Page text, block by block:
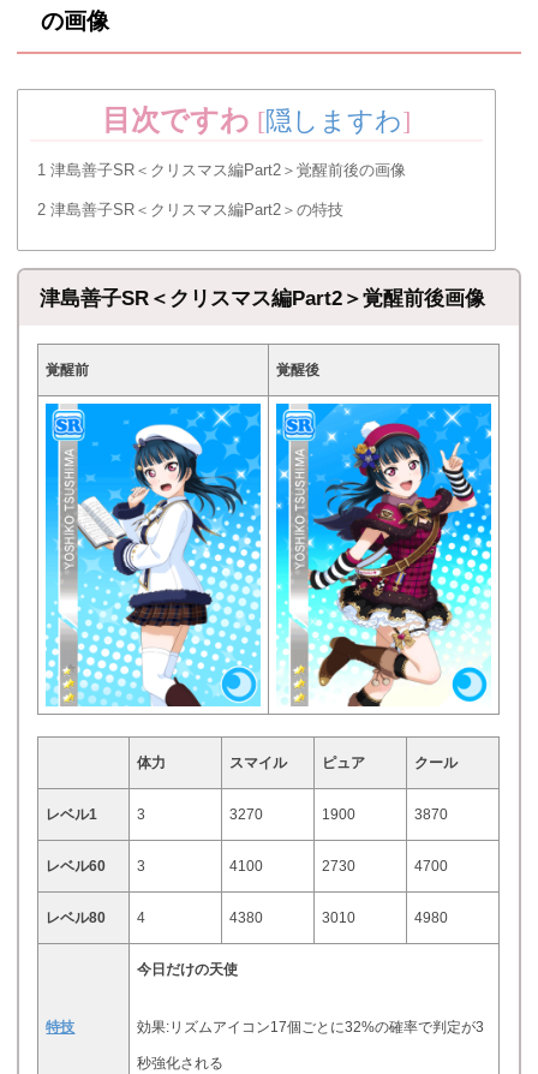
の画像
目次ですわ [隠しますわ]
1 津島善子SR＜クリスマス編Part2＞覚醒前後の画像
2 津島善子SR＜クリスマス編Part2＞の特技
津島善子SR＜クリスマス編Part2＞覚醒前後画像
覚醒前 覚醒後
体力 スマイル ピュア クール
レベル1 3 3270 1900 3870
レベル60 3 4100 2730 4700
レベル80 4 4380 3010 4980
特技
今日だけの天使
効果:リズムアイコン17個ごとに32%の確率で判定が3
秒強化される